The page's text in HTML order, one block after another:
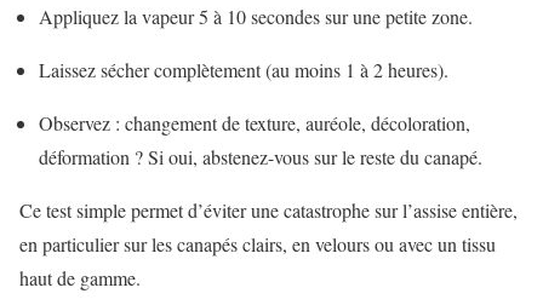
Appliquez la vapeur 5 à 10 secondes sur une petite zone.
Laissez sécher complètement (au moins 1 à 2 heures).
Observez : changement de texture, auréole, décoloration,
déformation ? Si oui, abstenez-vous sur le reste du canapé.
Ce test simple permet d’éviter une catastrophe sur l’assise entière,
en particulier sur les canapés clairs, en velours ou avec un tissu
haut de gamme.